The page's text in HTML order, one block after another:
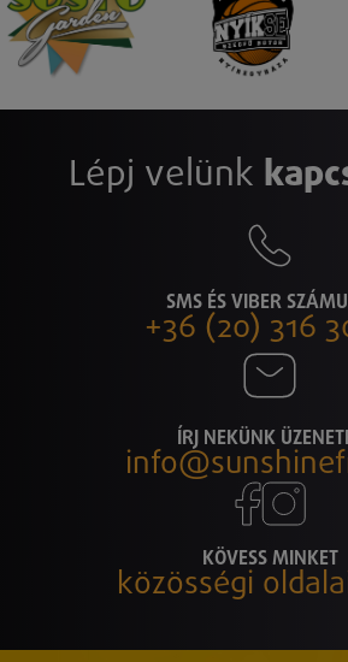
Lépj velünk
SMS ÉS VIBER
+36 (20) 316
ÍRJ NEKÜNK
KÖVESS MINKET
közösségi